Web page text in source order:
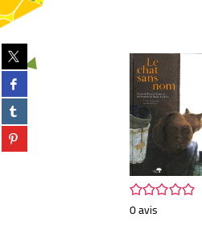
Partager
sur
twitter
(Nouvelle
fenêtre)
Partager
sur
facebook
(Nouvelle
fenêtre)
Partager
sur
tumblr
(Nouvelle
Partager
sur
/5
0avis